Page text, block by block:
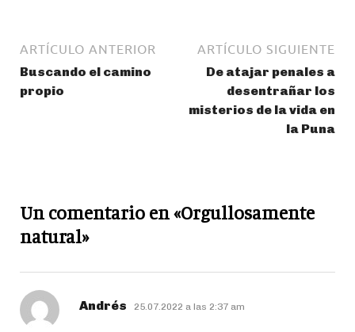
ARTÍCULO ANTERIOR
Buscando el camino
propio
ARTÍCULO SIGUIENTE
De atajar penales a
desentrañar los
misterios de la vida en
la Puna
Un comentario en «Orgullosamente
natural»
Andrés dice:
25.07.2022 a las 2:37 am